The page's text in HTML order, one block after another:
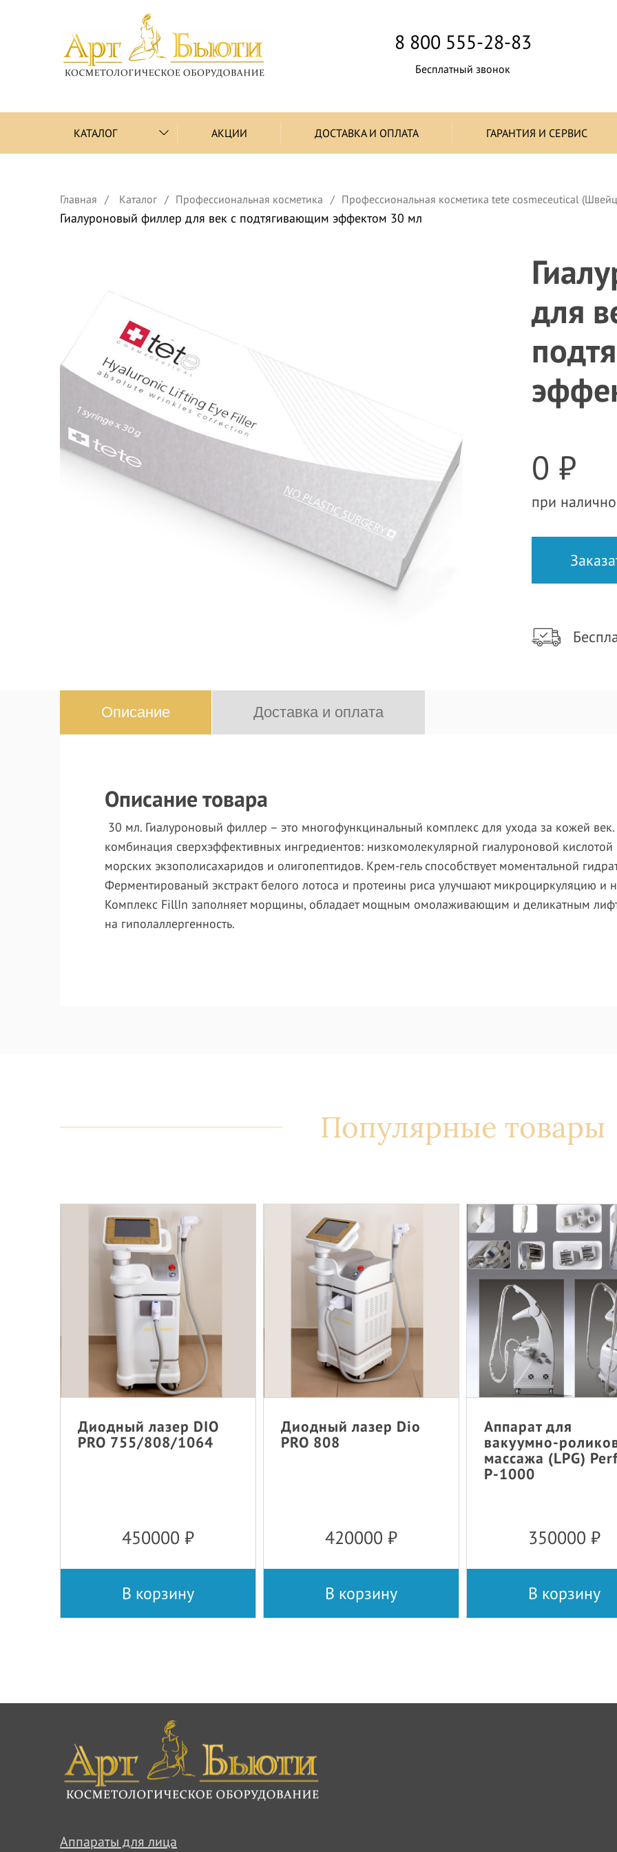
8 800 555-28-83
Бесплатный звонок
КАТАЛОГ АКЦИИ ДОСТАВКА И ОПЛАТА ГАРАНТИЯ И СЕРВИС
Главная Каталог Профессиональная косметика Профессиональная косметика tete cosmeceutical
Гиалуроновый филлер для век с подтягивающим эффектом 30 мл
для
0 ₽
при
Описание Доставка и оплата
Описание товара
30 мл. Гиалуроновый филлер – это многофункцинальный комплекс для ухода за кожей век.
комбинация сверхэффективных ингредиентов: низкомолекулярной гиалуроновой
морских экзополисахаридов и олигопептидов. Крем-гель способствует моментальной
Ферментированый экстракт белого лотоса и протеины риса улучшают микроциркуляцию и
Комплекс FillIn заполняет морщины, обладает мощным омолаживающим и деликатным
на гиполаллергенность.
Популярные товары
Диодный лазер DIO
PRO 755/808/1064
450000 ₽
В корзину
Диодный лазер Dio
PRO 808
420000 ₽
В корзину
Аппарат для
вакуумно-
массажа (LPG)
P-1000
350000 ₽
В корзину
Аппараты для лица